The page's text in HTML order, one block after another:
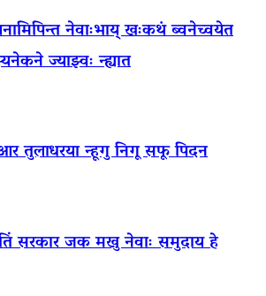
नेवाःभाय् खःकथं ब्वनेच्वयेत
ज्याझ्वः न्ह्यात
तुलाधरया न्हूगु निगू सफू पिदन
सरकार जक मखु नेवाः समुदाय हे